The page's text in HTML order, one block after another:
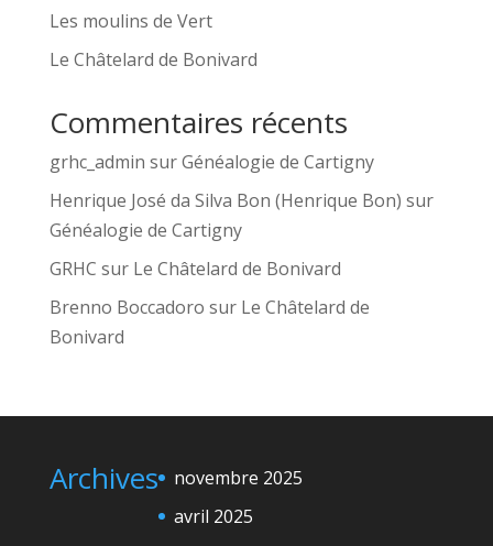
Les moulins de Vert
Le Châtelard de Bonivard
Commentaires récents
grhc_admin surGénéalogie de Cartigny
Henrique José da Silva Bon (Henrique Bon) sur
Généalogie de Cartigny
GRHC sur Le Châtelard de Bonivard
Brenno Boccadoro sur Le Châtelard de
Bonivard
Archives
novembre 2025
avril 2025